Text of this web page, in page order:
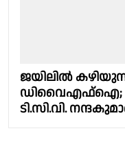
ജയിലിൽ
ഡിവൈഎഫ്ഐ;
ടി.സി.വി.